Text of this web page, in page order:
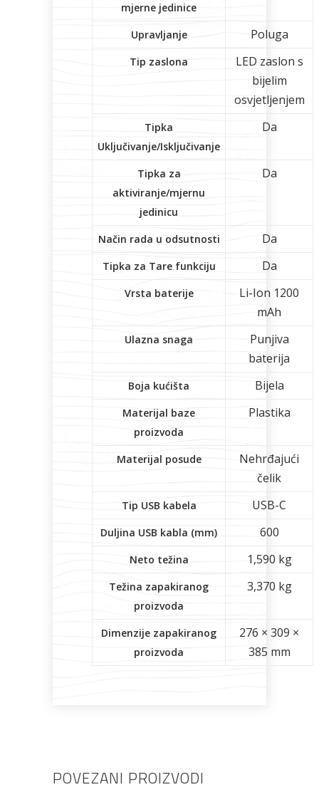
mjerne jedinice
Upravljanje Poluga
Tip zaslona
LED zaslon s
bijelim
osvjetljenjem
Tipka
Uključivanje/Isključivanje
Da
Tipka za
aktiviranje/mjernu
jedinicu
Da
Način rada u odsutnosti Da
Tipka za Tare funkciju Da
Vrsta baterije
Li-Ion 1200
mAh
Ulazna snaga
Punjiva
baterija
Boja kućišta Bijela
Materijal baze
proizvoda
Plastika
Materijal posude
Nehrđajući
čelik
Tip USB kabela USB-C
Duljina USB kabla (mm) 600
Neto težina 1,590 kg
Težina zapakiranog
proizvoda
3,370 kg
Dimenzije zapakiranog
proizvoda
276 × 309 ×
385 mm
POVEZANI PROIZVODI